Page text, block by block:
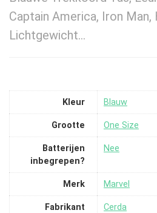
Captain America, Iron Man,
Lichtgewicht…
Kleur ‎Blauw
Grootte ‎One Size
Batterijen
inbegrepen?
‎Nee
Merk ‎Marvel
Fabrikant ‎Cerda